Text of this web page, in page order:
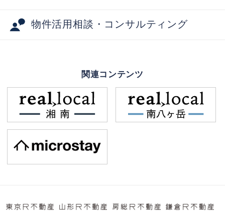
物件活用相談・コンサルティング
関連コンテンツ